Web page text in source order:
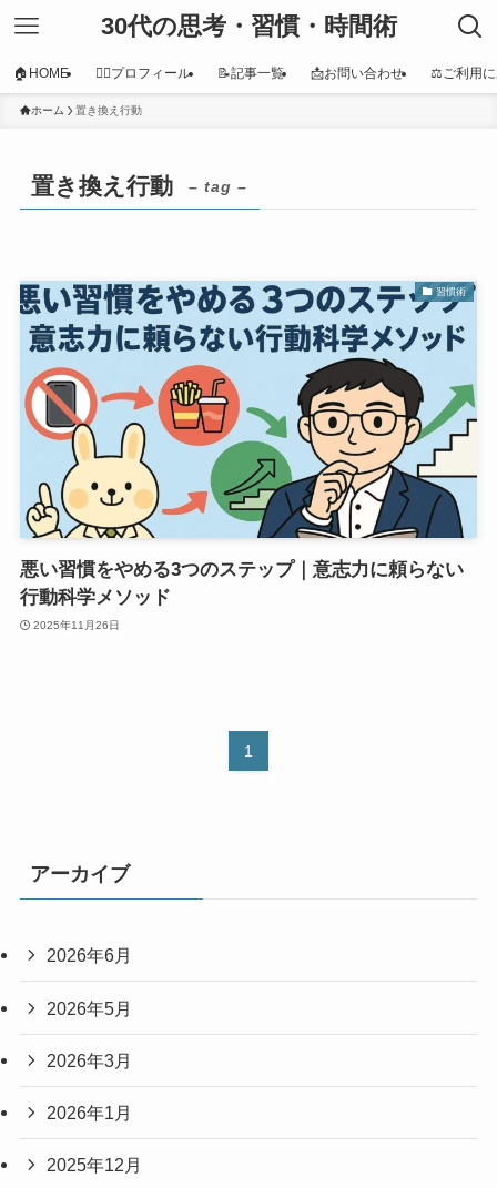
30代の思考・習慣・時間術
🏠HOME 👩‍⚕️プロフィール 📝記事一覧 📩お問い合わせ ⚖️ご利用
ホーム 置き換え行動
置き換え行動 – tag –
習慣術
悪い習慣をやめる3つのステップ｜意志力に頼らない
行動科学メソッド
2025年11月26日
1
アーカイブ
2026年6月
2026年5月
2026年3月
2026年1月
2025年12月